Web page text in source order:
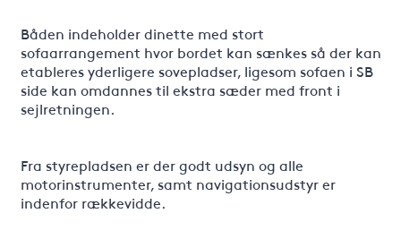
Båden indeholder dinette med stort
sofaarrangement hvor bordet kan sænkes så der kan
etableres yderligere sovepladser, ligesom sofaen i SB
side kan omdannes til ekstra sæder med front i
sejlretningen.
Fra styrepladsen er der godt udsyn og alle
motorinstrumenter, samt navigationsudstyr er
indenfor rækkevidde.